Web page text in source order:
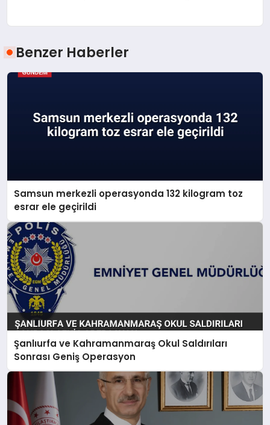
Benzer Haberler
Samsun merkezli operasyonda 132 kilogram toz
esrar ele geçirildi
Şanlıurfa ve Kahramanmaraş Okul Saldırıları
Sonrası Geniş Operasyon